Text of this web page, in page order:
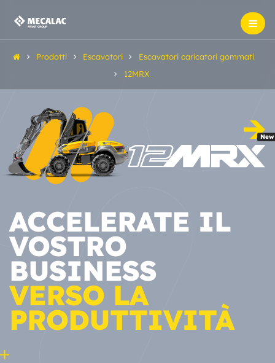
Prodotti Escavatori
Escavatori caricatori gommati
12MRX
New
ACCELERATE IL
VOSTRO
BUSINESS
VERSO LA
PRODUTTIVITÀ